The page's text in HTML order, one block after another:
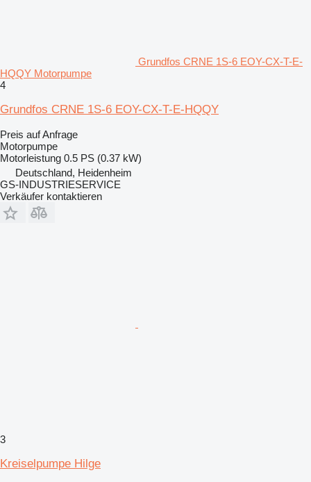
Grundfos CRNE 1S-6 EOY-CX-T-E-
HQQY Motorpumpe
4
Grundfos CRNE 1S-6 EOY-CX-T-E-HQQY
Preis auf Anfrage
Motorpumpe
Motorleistung 0.5 PS (0.37 kW)
Deutschland, Heidenheim
GS-INDUSTRIESERVICE
Verkäufer kontaktieren
3
Kreiselpumpe Hilge